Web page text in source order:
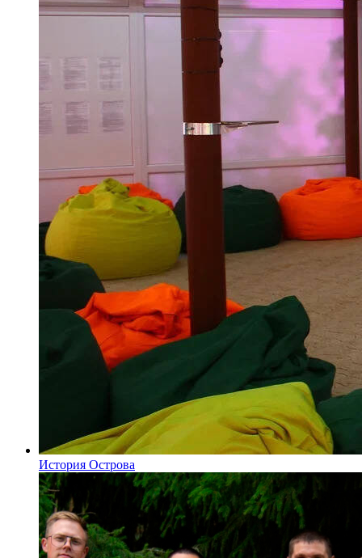
История Острова